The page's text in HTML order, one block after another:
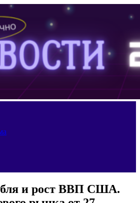
и рост ВВП США.